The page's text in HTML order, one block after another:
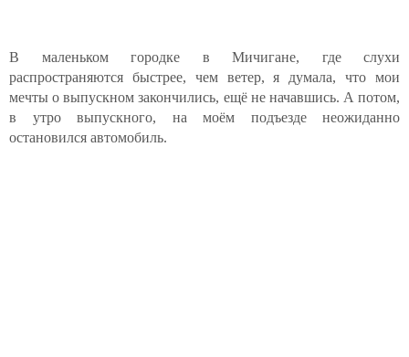
В маленьком городке в Мичигане, где слухи
распространяются быстрее, чем ветер, я думала, что мои
мечты о выпускном закончились, ещё не начавшись. А потом,
в утро выпускного, на моём подъезде неожиданно
остановился автомобиль.